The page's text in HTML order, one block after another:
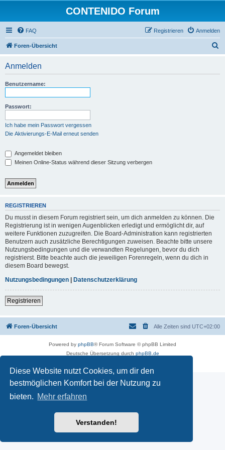
Diese Website nutzt Cookies, um dir den
bestmöglichen Komfort bei der Nutzung zu
bieten. Mehr erfahren
Verstanden!
CONTENIDO Forum
FAQ Anmelden
Registrieren
Foren-Übersicht
Anmelden
Benutzername:
Passwort:
Ich habe mein Passwort vergessen
Die Aktivierungs-E-Mail erneut senden
Angemeldet bleiben
Meinen Online-Status während dieser Sitzung verbergen
REGISTRIEREN
Du musst in diesem Forum registriert sein, um dich anmelden zu können. Die
Registrierung ist in wenigen Augenblicken erledigt und ermöglicht dir, auf
weitere Funktionen zuzugreifen. Die Board-Administration kann registrierten
Benutzern auch zusätzliche Berechtigungen zuweisen. Beachte bitte unsere
Nutzungsbedingungen und die verwandten Regelungen, bevor du dich
registrierst. Bitte beachte auch die jeweiligen Forenregeln, wenn du dich in
diesem Board bewegst.
Nutzungsbedingungen | Datenschutzerklärung
Registrieren
Foren-Übersicht Alle Zeiten sind UTC+02:00
Powered by phpBB® Forum Software © phpBB Limited
Deutsche Übersetzung durch phpBB.de